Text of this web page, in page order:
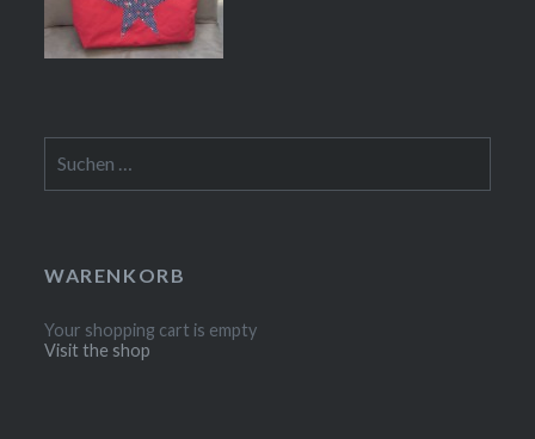
nach:
WARENKORB
Your shopping cart is empty
Visit the shop